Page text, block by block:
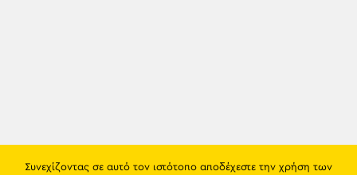
Συνεχίζοντας σε αυτό τον ιστότοπο αποδέχεστε την χρήση των